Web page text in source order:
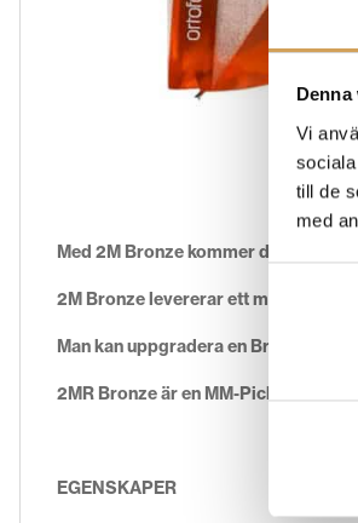
Vi
till de
med
Med 2M Bronze kommer du att höra
2M Bronze levererar ett mycket
Man kan uppgradera en Bronze till
2MR Bronze är en MM-Pickup.
EGENSKAPER